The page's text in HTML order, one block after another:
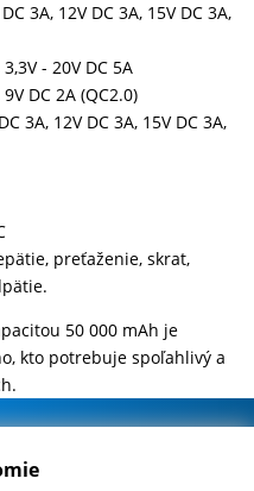
3A, 12V DC 3A, 15V DC 3A,
3,3V - 20V DC 5A
9V DC 2A (QC2.0)
3A, 12V DC 3A, 15V DC 3A,
preťaženie, skrat,
50 000 mAh je
kto potrebuje spoľahlivý a
balíčkov